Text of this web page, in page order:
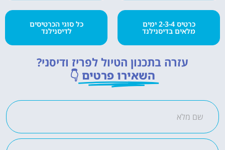
כרטיס 2-3-4 ימים
מלאים בדיסנילנד
כל סוגי הכרטיסים
לדיסנילנד
עזרה בתכנון הטיול לפריז ודיסני?
השאירו פרטים 👇